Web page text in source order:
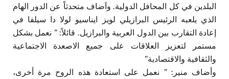
البلدين في كل المحافل الدولية. واَضاف متحدثاً عن الدور الهام
الذي يلعبه الرئيس البرازيلي لويز ايناسيو لولا دا سيلفا في
إعادة التقارب بين الدول العربية والبرازيل. قائلاً: ” نعمل بشكل
مستمر لتعزيز العلاقات على جميع الاصعدة الاجتماعية
والثقافية والاقتصادية”
وأضاف منير: ” نعمل على استعادة هذه الروح مرة أخرى،